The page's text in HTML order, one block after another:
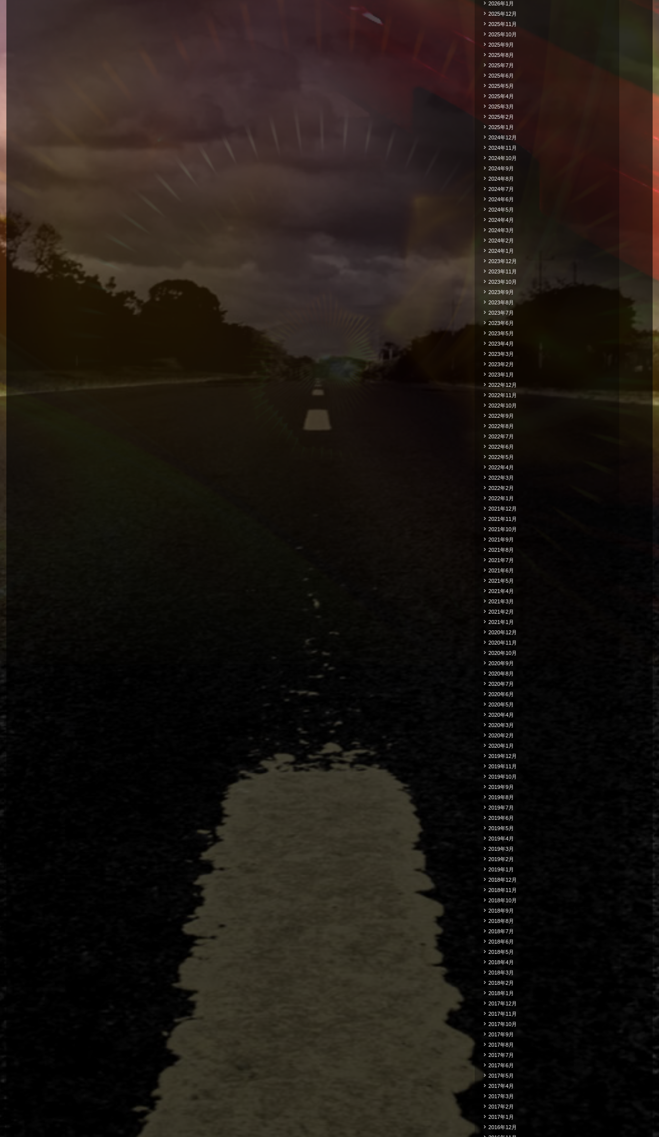
2026年1月
2025年12月
2025年11月
2025年10月
2025年9月
2025年8月
2025年7月
2025年6月
2025年5月
2025年4月
2025年3月
2025年2月
2025年1月
2024年12月
2024年11月
2024年10月
2024年9月
2024年8月
2024年7月
2024年6月
2024年5月
2024年4月
2024年3月
2024年2月
2024年1月
2023年12月
2023年11月
2023年10月
2023年9月
2023年8月
2023年7月
2023年6月
2023年5月
2023年4月
2023年3月
2023年2月
2023年1月
2022年12月
2022年11月
2022年10月
2022年9月
2022年8月
2022年7月
2022年6月
2022年5月
2022年4月
2022年3月
2022年2月
2022年1月
2021年12月
2021年11月
2021年10月
2021年9月
2021年8月
2021年7月
2021年6月
2021年5月
2021年4月
2021年3月
2021年2月
2021年1月
2020年12月
2020年11月
2020年10月
2020年9月
2020年8月
2020年7月
2020年6月
2020年5月
2020年4月
2020年3月
2020年2月
2020年1月
2019年12月
2019年11月
2019年10月
2019年9月
2019年8月
2019年7月
2019年6月
2019年5月
2019年4月
2019年3月
2019年2月
2019年1月
2018年12月
2018年11月
2018年10月
2018年9月
2018年8月
2018年7月
2018年6月
2018年5月
2018年4月
2018年3月
2018年2月
2018年1月
2017年12月
2017年11月
2017年10月
2017年9月
2017年8月
2017年7月
2017年6月
2017年5月
2017年4月
2017年3月
2017年2月
2017年1月
2016年12月